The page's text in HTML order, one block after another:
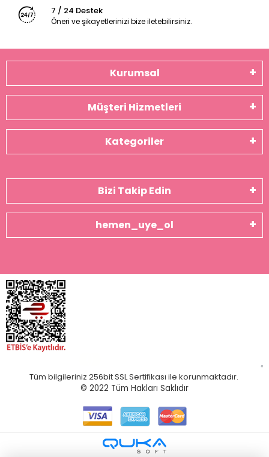
7 / 24 Destek
Öneri ve şikayetlerinizi bize iletebilirsiniz.
Kurumsal
Müşteri Hizmetleri
Kategoriler
Bizi Takip Edin
hemen_uye_ol
Tüm bilgileriniz 256bit SSL Sertifikası ile korunmaktadır.
© 2022 Tüm Hakları Saklıdır